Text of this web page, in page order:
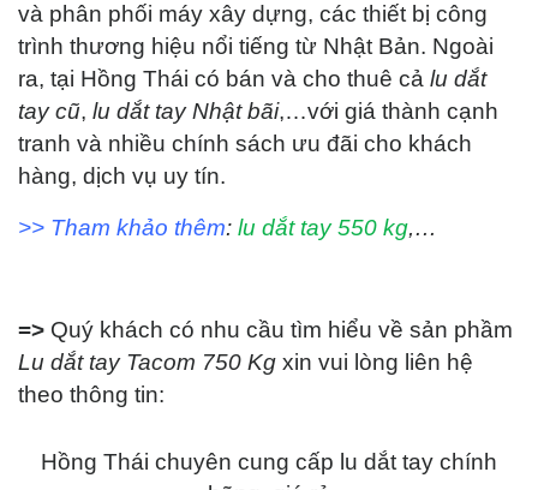
và phân phối máy xây dựng, các thiết bị công
trình thương hiệu nổi tiếng từ Nhật Bản. Ngoài
ra, tại Hồng Thái có bán và cho thuê cả lu dắt
tay cũ, lu dắt tay Nhật bãi,…với giá thành cạnh
tranh và nhiều chính sách ưu đãi cho khách
hàng, dịch vụ uy tín.
>> Tham khảo thêm: lu dắt tay 550 kg,…
=> Quý khách có nhu cầu tìm hiểu về sản phầm
Lu dắt tay Tacom 750 Kg xin vui lòng liên hệ
theo thông tin:
Hồng Thái chuyên cung cấp lu dắt tay chính